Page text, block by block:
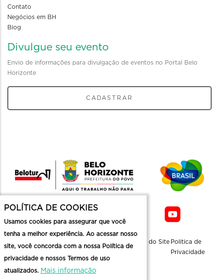
Contato
Negócios em BH
Blog
Divulgue seu evento
Envio de informações para divulgação de eventos no Portal Belo
Horizonte
CADASTRAR
Mapa do Site Politica de
Privacidade
POLÍTICA DE COOKIES
Usamos cookies para assegurar que você
tenha a melhor experiência. Ao acessar nosso
site, você concorda com a nossa Política de
privacidade e nossos Termos de uso
atualizados. Mais informação